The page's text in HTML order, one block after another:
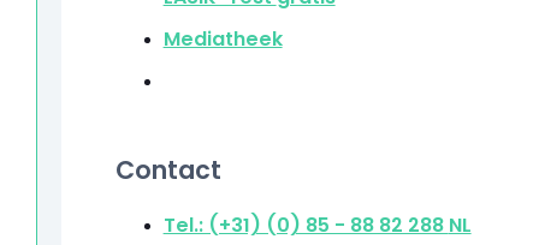
Mediatheek
Contact
Tel.: (+31) (0) 85 - 88 82 288 NL